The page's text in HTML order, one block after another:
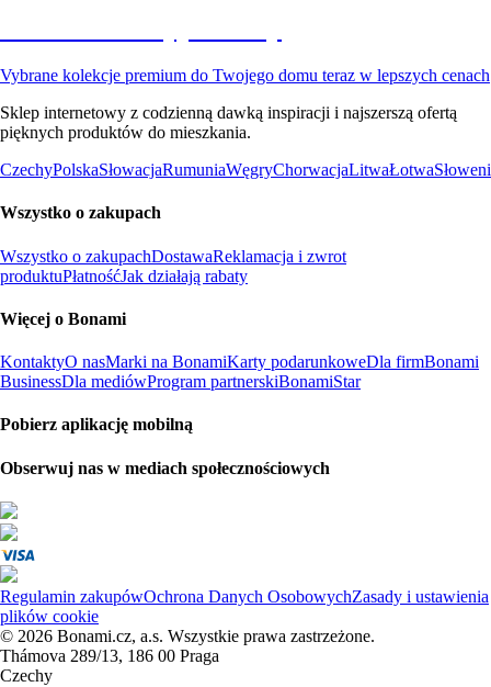
Vybrane kolekcje premium do Twojego domu teraz w lepszych cenach
Sklep internetowy z codzienną dawką inspiracji i najszerszą ofertą
pięknych produktów do mieszkania.
CzechyPolskaSłowacjaRumuniaWęgryChorwacjaLitwaŁotwa
Wszystko o zakupach
Wszystko o zakupachDostawaReklamacja i zwrot
produktuPłatnośćJak działają rabaty
Więcej o Bonami
KontaktyO nasMarki na BonamiKarty podarunkoweDla firmBonami
BusinessDla mediówProgram partnerskiBonamiStar
Pobierz aplikację mobilną
Obserwuj nas w mediach społecznościowych
Regulamin zakupówOchrona Danych OsobowychZasady i ustawienia
plików cookie
© 2026 Bonami.cz, a.s. Wszystkie prawa zastrzeżone.
Thámova 289/13, 186 00 Praga
Czechy